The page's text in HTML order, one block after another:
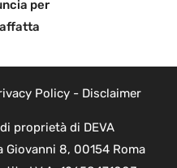
per
Policy- Disclaimer
proprietà di DEVA
Giovanni 8, 00154 Roma